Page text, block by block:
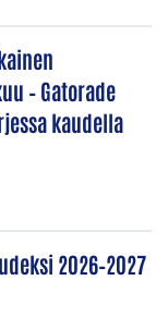
– Gatorade
kaudella
2026–2027